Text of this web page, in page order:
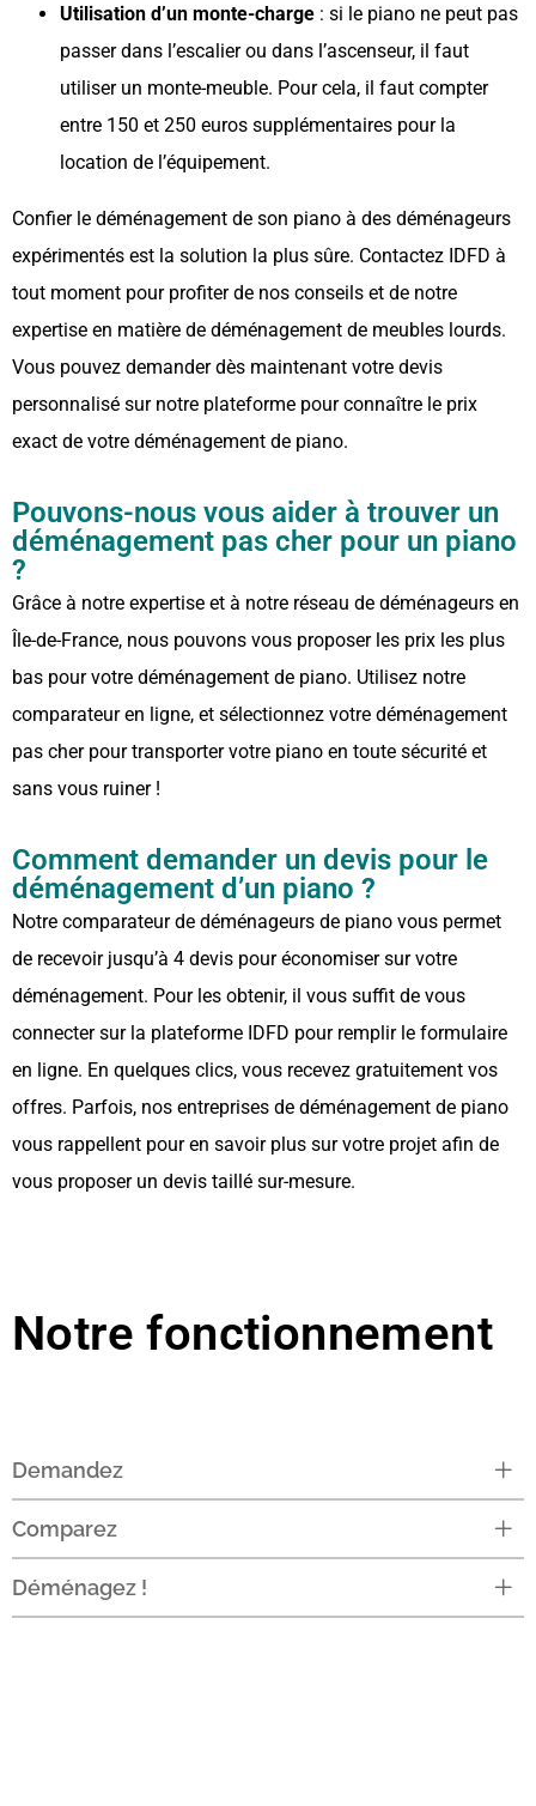
Utilisation d’un monte-charge : si le piano ne peut pas
passer dans l’escalier ou dans l’ascenseur, il faut
utiliser un monte-meuble. Pour cela, il faut compter
entre 150 et 250 euros supplémentaires pour la
location de l’équipement.
Confier le déménagement de son piano à des déménageurs
expérimentés est la solution la plus sûre. Contactez IDFD à
tout moment pour profiter de nos conseils et de notre
expertise en matière de déménagement de meubles lourds.
Vous pouvez demander dès maintenant votre devis
personnalisé sur notre plateforme pour connaître le prix
exact de votre déménagement de piano.
Pouvons-nous vous aider à trouver un
déménagement pas cher pour un piano
?
Grâce à notre expertise et à notre réseau de déménageurs en
Île-de-France, nous pouvons vous proposer les prix les plus
bas pour votre déménagement de piano. Utilisez notre
comparateur en ligne, et sélectionnez votre déménagement
pas cher pour transporter votre piano en toute sécurité et
sans vous ruiner !
Comment demander un devis pour le
déménagement d’un piano ?
Notre comparateur de déménageurs de piano vous permet
de recevoir jusqu’à 4 devis pour économiser sur votre
déménagement. Pour les obtenir, il vous suffit de vous
connecter sur la plateforme IDFD pour remplir le formulaire
en ligne. En quelques clics, vous recevez gratuitement vos
offres. Parfois, nos entreprises de déménagement de piano
vous rappellent pour en savoir plus sur votre projet afin de
vous proposer un devis taillé sur-mesure.
Notre fonctionnement
Demandez
Comparez
Déménagez !